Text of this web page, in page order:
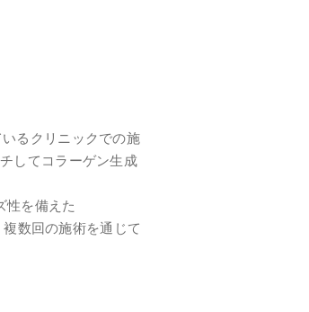
るクリニックでの施
してコラーゲン生成
性を備えた
数回の施術を通じて